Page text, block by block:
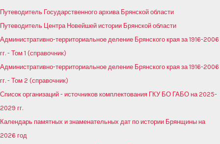
Путеводитель Государственного архива Брянской области
Путеводитель Центра Новейшей истории Брянской области
Административно-территориальное деление Брянского края за 1916-2006
гг. - Том 1 (справочник)
Административно-территориальное деление Брянского края за 1916-2006
гг. - Том 2 (справочник)
Список организаций - источников комплектования ГКУ БО ГАБО на 2025-
2029 гг.
Календарь памятных и знаменательных дат по истории Брянщины на
2026 год